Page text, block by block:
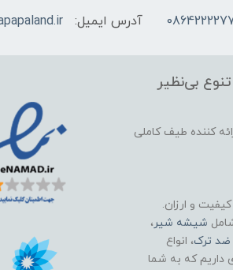
آدرس ایمیل:
بی‌نظیر
کننده طیف کاملی
و ارزان.
شیشه شیر،
ضد ترک، انواع
که به شما